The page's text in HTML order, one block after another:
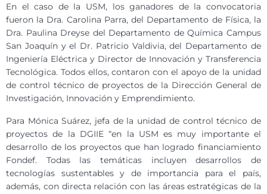
En el caso de la USM, los ganadores de la convocatoria
fueron la Dra. Carolina Parra, del Departamento de Física, la
Dra. Paulina Dreyse del Departamento de Química Campus
San Joaquín y el Dr. Patricio Valdivia, del Departamento de
Ingeniería Eléctrica y Director de Innovación y Transferencia
Tecnológica. Todos ellos, contaron con el apoyo de la unidad
de control técnico de proyectos de la Dirección General de
Investigación, Innovación y Emprendimiento.
Para Mónica Suárez, jefa de la unidad de control técnico de
proyectos de la DGIIE “en la USM es muy importante el
desarrollo de los proyectos que han logrado financiamiento
Fondef. Todas las temáticas incluyen desarrollos de
tecnologías sustentables y de importancia para el país,
además, con directa relación con las áreas estratégicas de la